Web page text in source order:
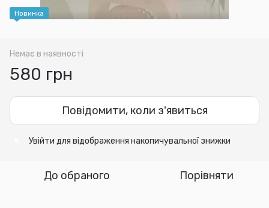
Новинка
Немає в наявності
580 грн
Повідомити, коли з'явиться
Увійти для відображення накопичувальної знижки
До обраного Порівняти